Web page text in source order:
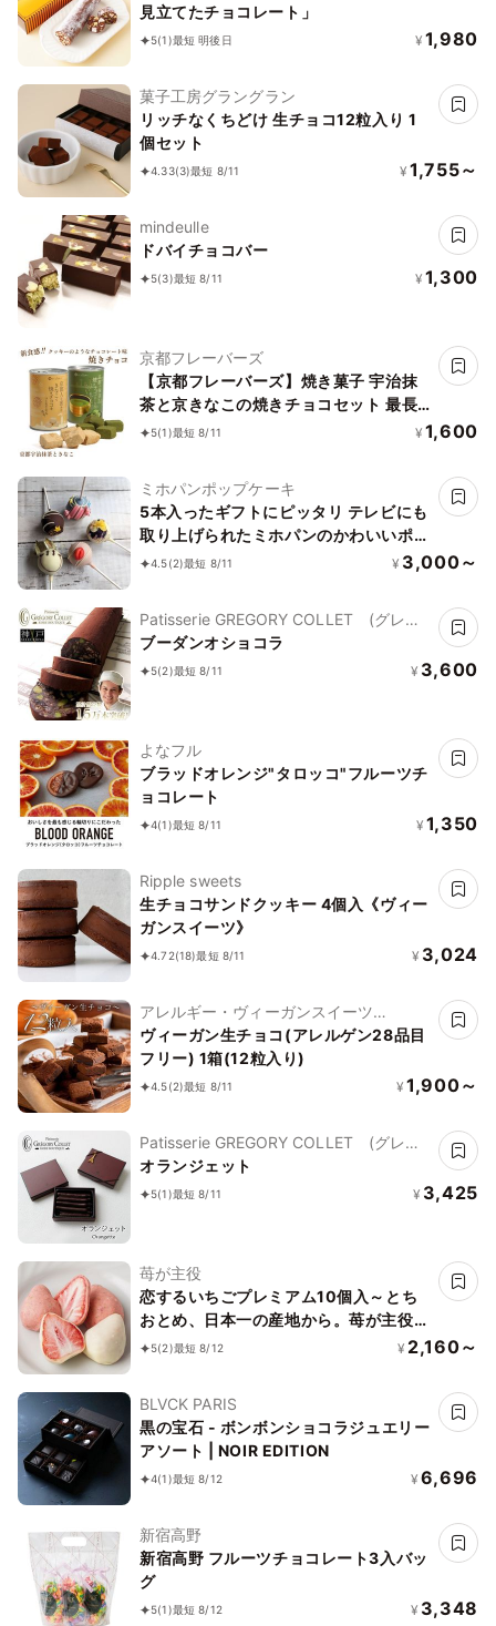
見立てたチョコレート」
5(1)最短 明後日 ¥ 1,980
菓子工房グラングラン
リッチなくちどけ 生チョコ12粒入り 1
個セット
4.33(3)最短 8/11 ¥ 1,755～
mindeulle
ドバイチョコバー
5(3)最短 8/11 ¥ 1,300
京都フレーバーズ
【京都フレーバーズ】焼き菓子 宇治抹
茶と京きなこの焼きチョコセット 最長
５年保存 誕生日プレゼント 贈り物 お中
5(1)最短 8/11 ¥ 1,600
ミホパンポップケーキ
5本入ったギフトにピッタリ テレビにも
取り上げられたミホパンのかわいいポッ
プケーキセット
4.5(2)最短 8/11 ¥ 3,000～
Patisserie GREGORY COLLET (グレゴ
リー・コレ)
ブーダンオショコラ
5(2)最短 8/11 ¥ 3,600
よなフル
ブラッドオレンジ"タロッコ"フルーツチ
ョコレート
4(1)最短 8/11 ¥ 1,350
Ripple sweets
生チョコサンドクッキー 4個入《ヴィー
ガンスイーツ》
4.72(18)最短 8/11 ¥ 3,024
アレルギー・ヴィーガンスイーツ
L'AURA(ローラ)
ヴィーガン生チョコ(アレルゲン28品目
フリー) 1箱(12粒入り)
4.5(2)最短 8/11 ¥ 1,900～
Patisserie GREGORY COLLET (グレゴ
リー・コレ)
オランジェット
5(1)最短 8/11 ¥ 3,425
苺が主役
恋するいちごプレミアム10個入～とち
おとめ、日本一の産地から。苺が主役
の美味しいお菓子～お中元・夏ギフト
5(2)最短 8/12 ¥ 2,160～
BLVCK PARIS
黒の宝石 - ボンボンショコラジュエリー
アソート | NOIR EDITION
4(1)最短 8/12 ¥ 6,696
新宿高野
新宿高野 フルーツチョコレート3入バッ
グ
5(1)最短 8/12 ¥ 3,348